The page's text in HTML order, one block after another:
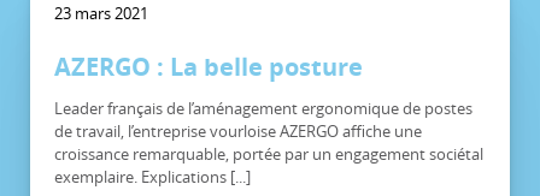
23 mars 2021
AZERGO : La belle posture
Leader français de l’aménagement ergonomique de postes
de travail, l’entreprise vourloise AZERGO affiche une
croissance remarquable, portée par un engagement sociétal
exemplaire. Explications [...]